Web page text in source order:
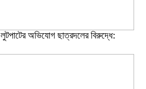
অভিযোগ ছাত্রদলের বিরুদ্ধে: